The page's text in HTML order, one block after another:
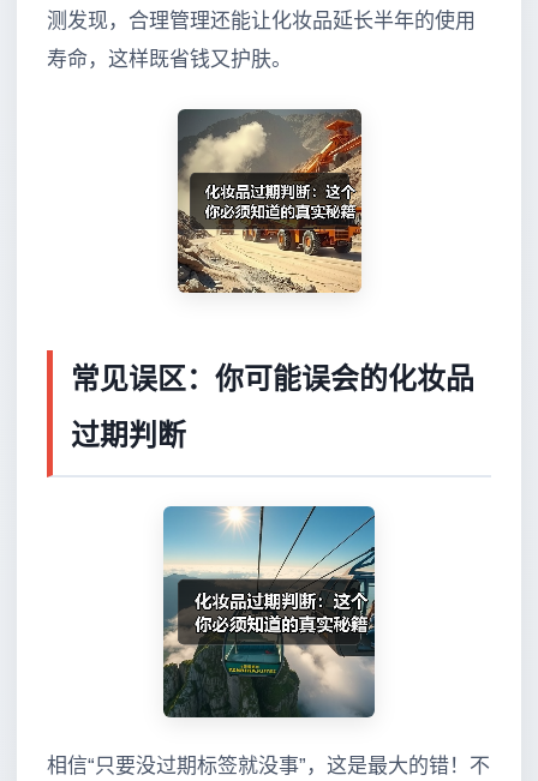
测发现，合理管理还能让化妆品延长半年的使用
寿命，这样既省钱又护肤。
常见误区：你可能误会的化妆品
过期判断
相信“只要没过期标签就没事”，这是最大的错！不